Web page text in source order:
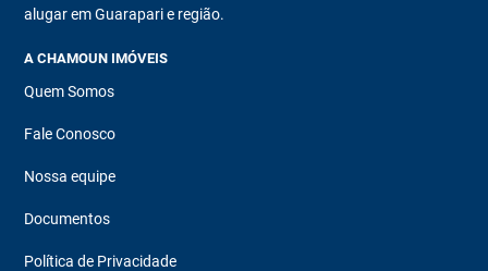
alugar em Guarapari e região.
A CHAMOUN IMÓVEIS
Quem Somos
Fale Conosco
Nossa equipe
Documentos
Política de Privacidade